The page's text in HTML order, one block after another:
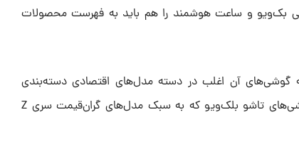
بک‌ویو و ساعت هوشمند را هم باید به فهرست محصولات
گوشی‌های آن اغلب در دسته مدل‌های اقتصادی دسته‌بندی
می‌شوند. این وسط شاهد خودنمایی گوشی‌های تاشو بلک‌ویو که به سبک مدل‌های گران‌قیمت سری Z